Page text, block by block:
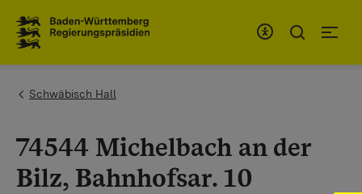
You are here:
Schwäbisch Hall
74544 Michelbach an der
Bilz, Bahnhofsar. 10